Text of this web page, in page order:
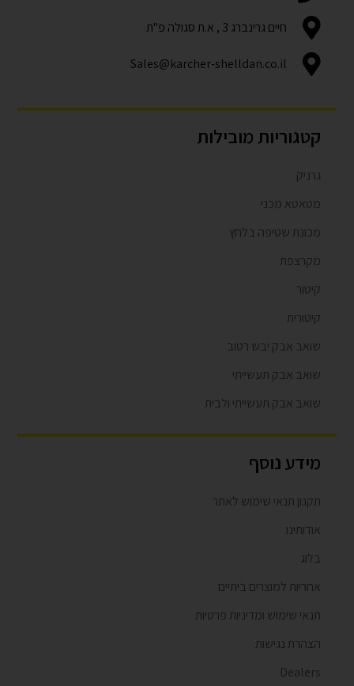
חיים גרינברג 3 , א.ת סגולה פ"ת
Sales@karcher-shelldan.co.il
קטגוריות מובילות
גרניק
מטאטא מכני
מכונת שטיפה בלחץ
מקרצפת
קיטור
קיטורית
שואב אבק יבש רטוב
שואב אבק תעשייתי
שואב אבק תעשייתי ולבית
מידע נוסף
תקנון תנאי שימוש לאתר
אודותינו
בלוג
אחריות למוצרים ביתיים
תנאי שימוש ומדיניות פרטיות
הצהרת נגישות
Dealers